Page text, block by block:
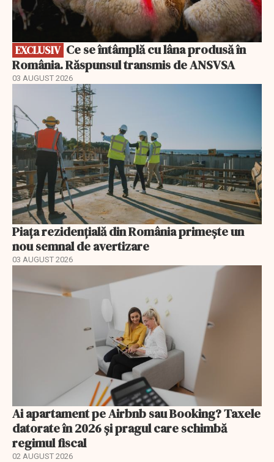
EXCLUSIV
România. Răspunsul transmis de ANSVSA
03 AUGUST 2026
Piața rezidențială din România primește un
nou semnal de avertizare
03 AUGUST 2026
Ai apartament pe Airbnb sau Booking? Taxele
datorate în 2026 și pragul care schimbă
regimul fiscal
02 AUGUST 2026